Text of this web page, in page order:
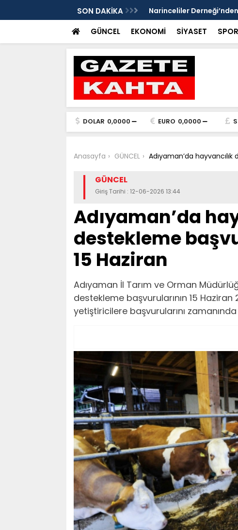
SON DAKİKA
Kahta İmtiyaz Sahibi Mustafa
Şanlıurfa’da yaz
Getirin
GÜNCEL EKONOMİ SİYASET SPOR
DOLAR 0,0000 EURO 0,0000
Anasayfa GÜNCEL Adıyaman’da
GÜNCEL
Giriş Tarihi : 12-06-2026 13:44
Adıyaman’da
destekleme
15 Haziran
Adıyaman İl Tarım ve Orman
destekleme başvurularının 15
yetiştiricilere başvurularını